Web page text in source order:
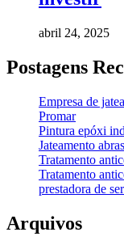
abril 24, 2025
Postagens
Empresa de
Promar
Pintura epóxi
Jateamento
Tratamento
Tratamento
prestadora de
Arquivos